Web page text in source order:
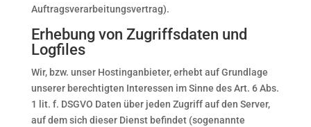
Auftragsverarbeitungsvertrag).
Erhebung von Zugriffsdaten und
Logfiles
Wir, bzw. unser Hostinganbieter, erhebt auf Grundlage
unserer berechtigten Interessen im Sinne des Art. 6 Abs.
1 lit. f. DSGVO Daten über jeden Zugriff auf den Server,
auf dem sich dieser Dienst befindet (sogenannte